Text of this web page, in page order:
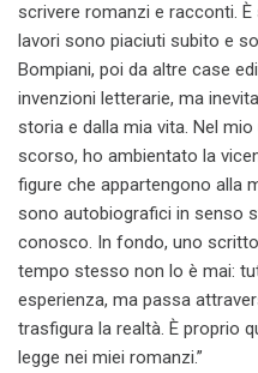
scrivere romanzi e racconti.
lavori sono piaciuti subito e
Bompiani, poi da altre case
invenzioni letterarie, ma
storia e dalla mia vita. Nel
scorso, ho ambientato la
figure che appartengono alla
sono autobiografici in senso
conosco. In fondo, uno
tempo stesso non lo è mai:
esperienza, ma passa
trasfigura la realtà. È proprio
legge nei miei romanzi.”